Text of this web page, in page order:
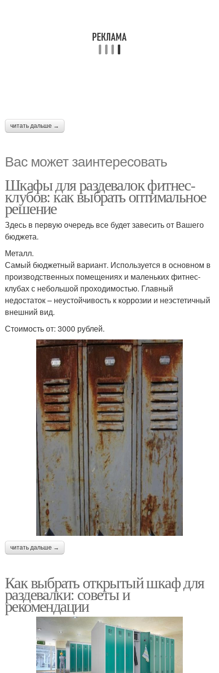
читать дальше →
Вас может заинтересовать
Шкафы для раздевалок фитнес-
клубов: как выбрать оптимальное
решение
Здесь в первую очередь все будет завесить от Вашего
бюджета.
Металл.
Самый бюджетный вариант. Используется в основном в
производственных помещениях и маленьких фитнес-
клубах с небольшой проходимостью. Главный
недостаток – неустойчивость к коррозии и неэстетичный
внешний вид.
Стоимость от: 3000 рублей.
читать дальше →
Как выбрать открытый шкаф для
раздевалки: советы и
рекомендации